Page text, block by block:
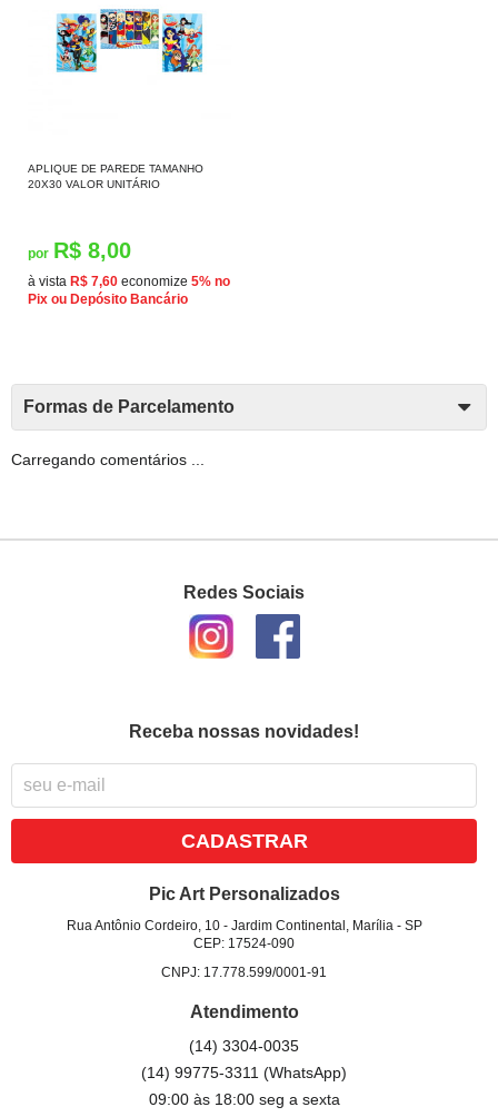
APLIQUE DE PAREDE TAMANHO
20X30 VALOR UNITÁRIO
por R$ 8,00
à vista R$ 7,60 economize 5% no
Pix ou Depósito Bancário
Formas de Parcelamento
Carregando comentários ...
Redes Sociais
Receba nossas novidades!
CADASTRAR
Pic Art Personalizados
Rua Antônio Cordeiro, 10- Jardim Continental, Marília- SP
CEP: 17524-090
CNPJ: 17.778.599/0001-91
Atendimento
(14) 3304-0035
(14) 99775-3311(WhatsApp)
09:00 às 18:00 seg a sexta